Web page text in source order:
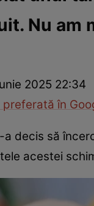
Național
Nu am
2025 22:34
în
decis să
acestei